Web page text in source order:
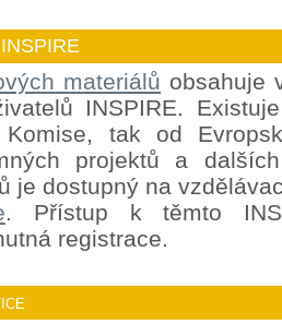
materiálů obsahuje
INSPIRE.
tak od
projektů a
je dostupný na
. Přístup k těmto
registrace.